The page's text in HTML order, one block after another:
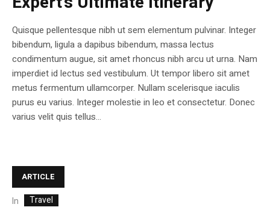
Quisque pellentesque nibh ut sem elementum pulvinar. Integer
bibendum, ligula a dapibus bibendum, massa lectus
condimentum augue, sit amet rhoncus nibh arcu ut urna. Nam
imperdiet id lectus sed vestibulum. Ut tempor libero sit amet
metus fermentum ullamcorper. Nullam scelerisque iaculis
purus eu varius. Integer molestie in leo et consectetur. Donec
varius velit quis tellus...
ARTICLE
In Travel